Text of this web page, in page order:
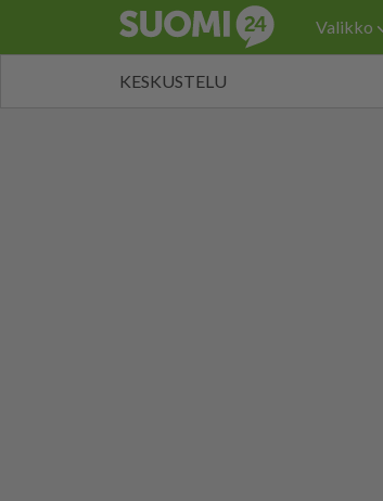
Valikko
KESKUSTELU